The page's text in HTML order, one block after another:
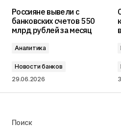
Россияне вывели с
банковских счетов 550
млрд рублей за месяц
Аналитика
Новости банков
29.06.2026
Поиск